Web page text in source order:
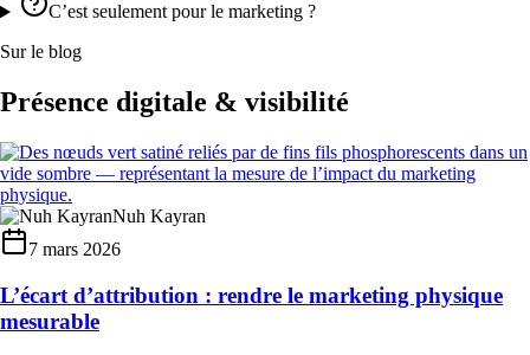
C’est seulement pour le marketing ?
Sur le blog
Présence digitale & visibilité
Nuh Kayran
7 mars 2026
L’écart d’attribution : rendre le marketing physique
mesurable